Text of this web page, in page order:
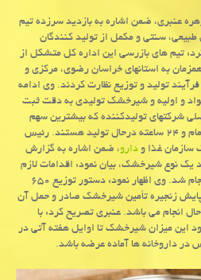
عنبری، ضمن اشاره به بازدید سرزده تیم
سنتی و مکمل از تولید کنندگان
تیم های بازرسی این اداره کل متشکل از
به استانهای خراسان رضوی، مرکزی و
تولید و توزیع نظارت کردند. وی ادامه
و اولیه و شیرخشک تولیدی به دقت ثبت
شرکتهای تولیدکننده که بیشترین سهم
بازار را در اختیار دارند با ظرفیت تمام و ۲۴ ساعته درحال تولید هستند. رئیس
سازمان غذا ودارو، ضمن اشاره به گزارش
نوع شیرخشک، بیان نمود: اقدامات لازم
به منظور تأمین و توزیع این برند انجام شد. وی اظهار نمود: دستور توزیع ۶۵۰
زنجیره تأمین شیرخشک صادر و حمل آن
انجام می باشد. عنبری تصریح کرد: با
این میزان شیرخشک تا اوایل هفته آتی در
داروخانه ها آماده عرضه باشد.